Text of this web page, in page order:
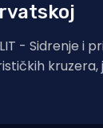
- Sidrenje i
kruzera,